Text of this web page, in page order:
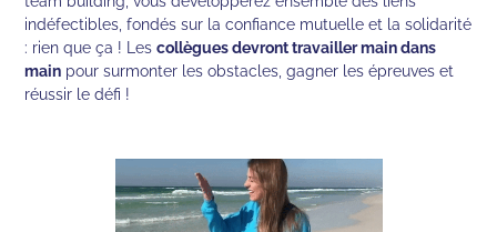
indéfectibles, fondés sur la confiance mutuelle et la solidarité
: rien que ça ! Lescollègues devront travailler main dans
main pour surmonter les obstacles, gagner les épreuves et
réussir le défi !